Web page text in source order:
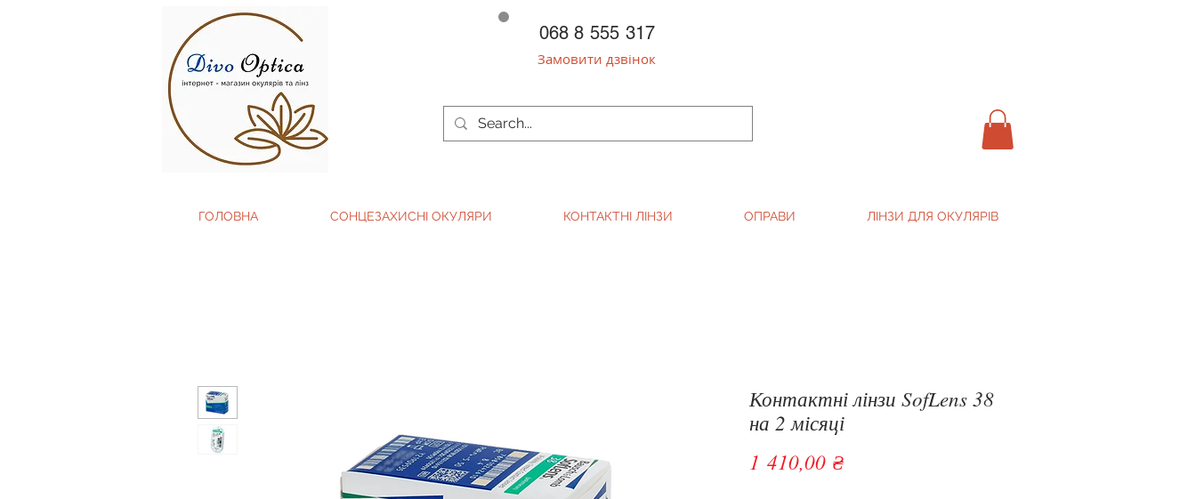
068 8 555 317
Замовити дзвінок
ГОЛОВНА СОНЦЕЗАХИСНІ ОКУЛЯРИ КОНТАКТНІ ЛІНЗИ ОПРАВИ ЛІНЗИ ДЛЯ ОКУЛЯРІВ
Контактні лінзи SofLens 38
на 2 місяці
1 410,00 ₴Ціна